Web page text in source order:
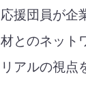
応援団員が企
材とのネット
リアルの視点